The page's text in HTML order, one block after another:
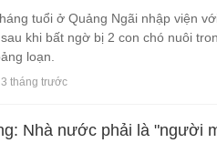
tuổi ở Quảng Ngãi nhập viện
khi bất ngờ bị 2 con chó nuôi
loạn.
3 tháng trước
Nhà nước phải là "người